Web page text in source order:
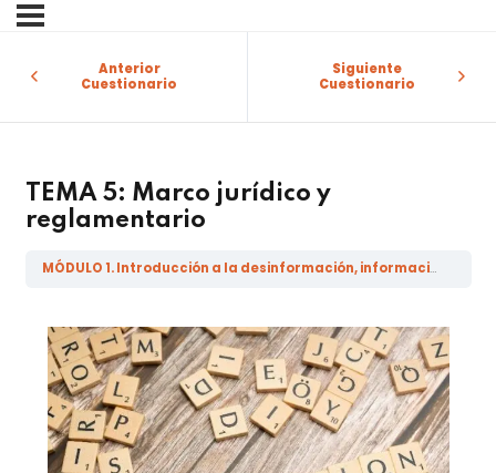
Anterior
Cuestionario
Siguiente
Cuestionario
TEMA 5: Marco jurídico y
reglamentario
MÓDULO 1. Introducción a la desinformación, información errónea, malinformación y las noticias falsas
Sign in
Remember me Lost your password?